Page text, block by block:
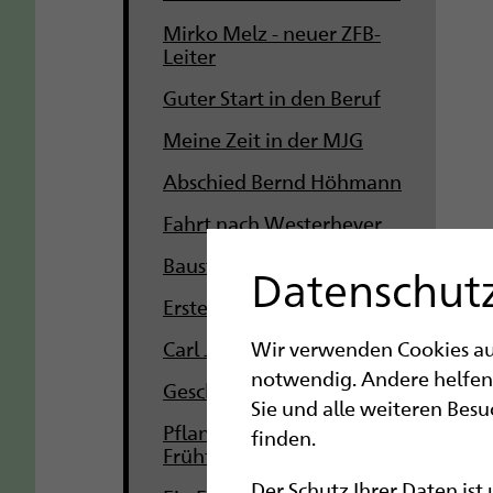
Mirko Melz - neuer ZFB-
Leiter
Guter Start in den Beruf
Meine Zeit in der MJG
Abschied Bernd Höhmann
Fahrt nach Westerhever
Baustellen barrierefrei
Erster CampusTag
Carl Josef trifft Mia und Milo
Geschwisterseminar
Pflanzaktion der
Frühförderung
Wir verwenden Cookies
notwendig. Andere
Sie und alle weiteren
finden.